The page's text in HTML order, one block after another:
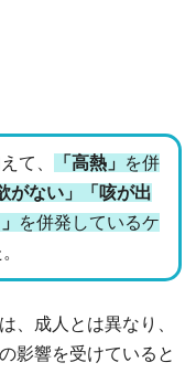
て、 「高熱」 を併
がない」「咳が出
を併発しているケ
、成人とは異なり、
影響を受けていると